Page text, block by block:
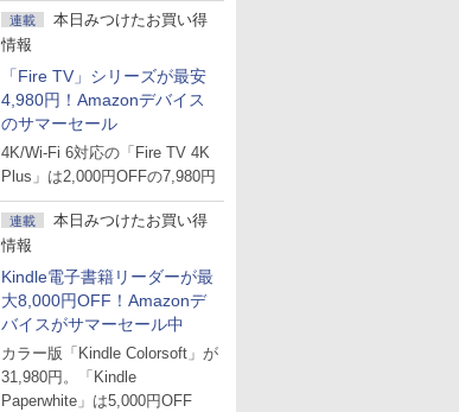
連載
本日みつけたお買い得
情報
「Fire TV」シリーズが最安
4,980円！Amazonデバイス
のサマーセール
4K/Wi-Fi 6対応の「Fire TV 4K
Plus」は2,000円OFFの7,980円
連載
本日みつけたお買い得
情報
Kindle電子書籍リーダーが最
大8,000円OFF！Amazonデ
バイスがサマーセール中
カラー版「Kindle Colorsoft」が
31,980円。「Kindle
Paperwhite」は5,000円OFF